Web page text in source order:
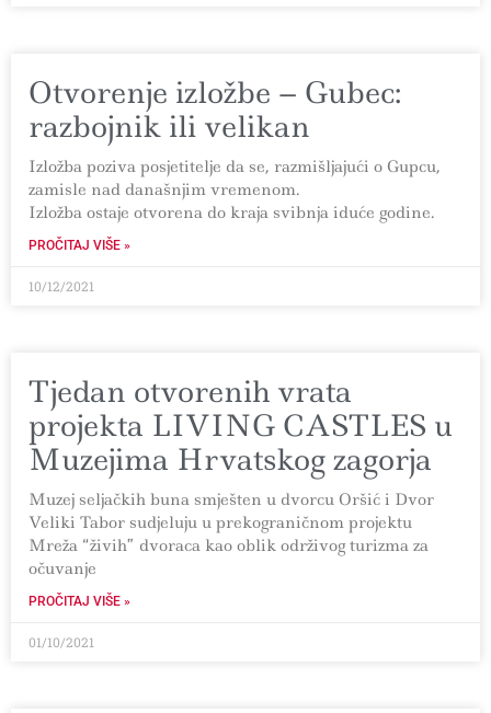
Otvorenje izložbe – Gubec:
razbojnik ili velikan
Izložba poziva posjetitelje da se, razmišljajući o Gupcu,
zamisle nad današnjim vremenom.
Izložba ostaje otvorena do kraja svibnja iduće godine.
PROČITAJ VIŠE »
10/12/2021
Tjedan otvorenih vrata
projekta LIVING CASTLES u
Muzejima Hrvatskog zagorja
Muzej seljačkih buna smješten u dvorcu Oršić i Dvor
Veliki Tabor sudjeluju u prekograničnom projektu
Mreža “živih” dvoraca kao oblik održivog turizma za
očuvanje
PROČITAJ VIŠE »
01/10/2021